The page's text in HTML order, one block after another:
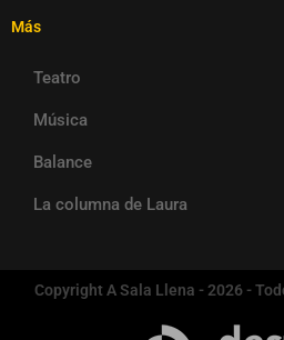
Más
Teatro
Música
Balance
La columna de Laura
Copyright A Sala Llena - 2026 -